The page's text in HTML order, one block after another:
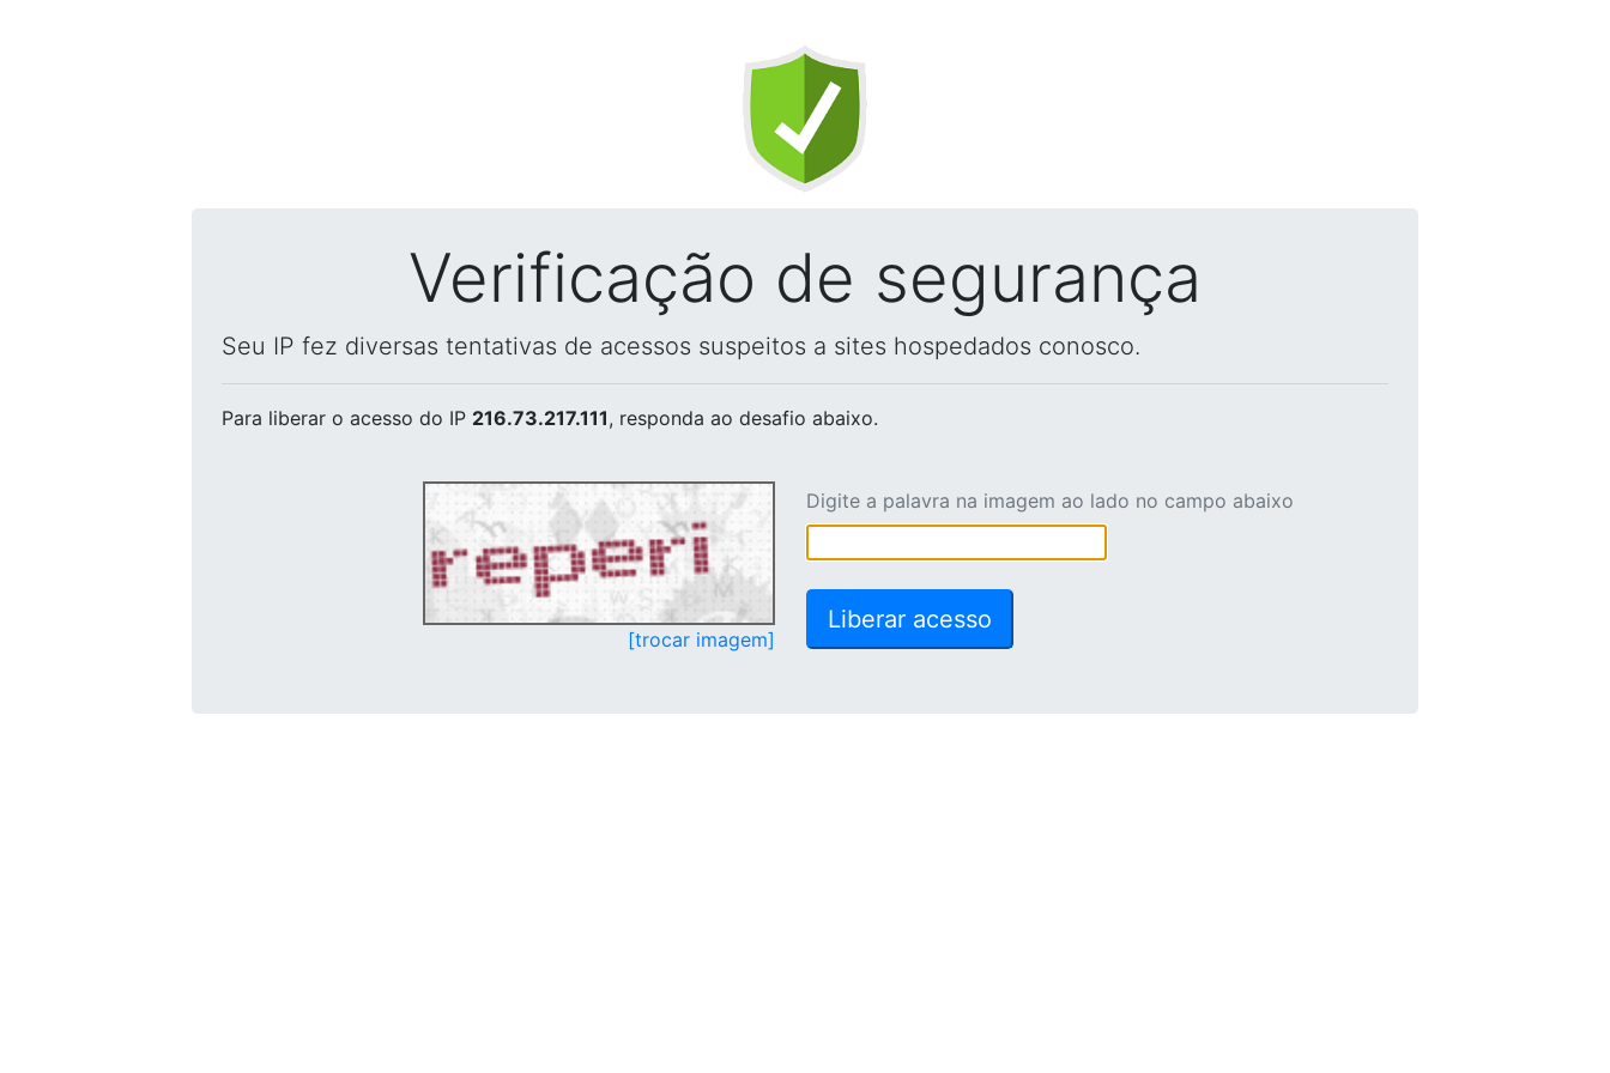
Verificação de segurança
Seu IP fez diversas tentativas de acessos suspeitos a sites hospedados conosco.
Para liberar o acesso do IP 216.73.217.111, responda ao desafio abaixo.
[trocar imagem]
Digite a palavra na imagem ao lado no campo abaixo